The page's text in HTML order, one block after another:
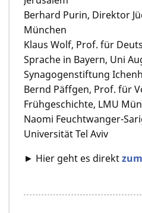
Berhard Purin, Direktor
München
Klaus Wolf, Prof. für
Sprache in Bayern, Uni
Synagogenstiftung
Bernd Päffgen, Prof. für
Frühgeschichte, LMU
Naomi Feuchtwanger-
Universität Tel Aviv
► Hier geht es direkt